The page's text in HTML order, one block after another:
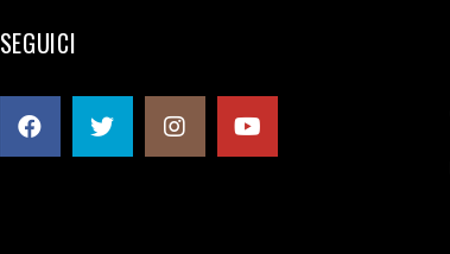
SEGUICI